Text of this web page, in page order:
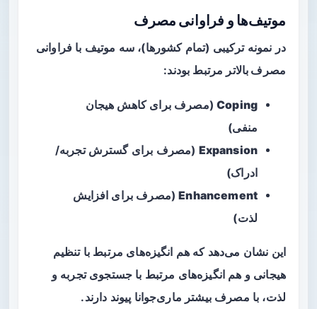
موتیف‌ها و فراوانی مصرف
در نمونه ترکیبی (تمام کشورها)، سه موتیف با فراوانی
مصرف بالاتر مرتبط بودند:
Coping(مصرف برای کاهش هیجان
منفی)
Expansion (مصرف برای گسترش تجربه/
ادراک)
Enhancement(مصرف برای افزایش
لذت)
این نشان می‌دهد که هم انگیزه‌های مرتبط با تنظیم
هیجانی و هم انگیزه‌های مرتبط با جستجوی تجربه و
لذت، با مصرف بیشتر ماری‌جوانا پیوند دارند.